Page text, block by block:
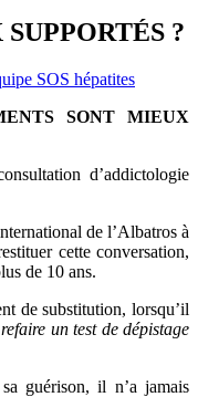
?
SOS hépatites
SONT MIEUX
d’addictologie
de l’Albatros à
cette conversation,
de 10 ans.
de substitution, lorsqu’il
un test de dépistage
guérison, il n’a jamais